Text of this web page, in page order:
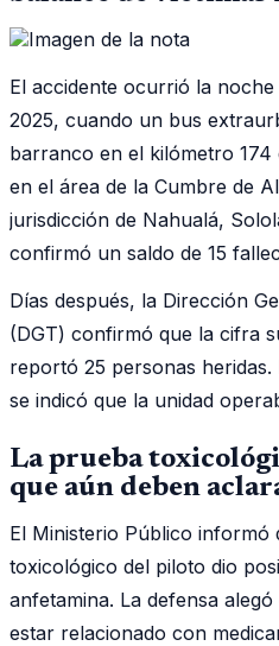
El accidente ocurrió la
2025, cuando un bus
barranco en el kilómetro
en el área de la Cumbre de
jurisdicción de Nahualá,
confirmó un saldo de 15
Días después, la Dirección
(DGT) confirmó que la cifra
reportó 25 personas
se indicó que la unidad
La prueba
que aún deben
El Ministerio Público informó
toxicológico del piloto dio
anfetamina. La defensa
estar relacionado con